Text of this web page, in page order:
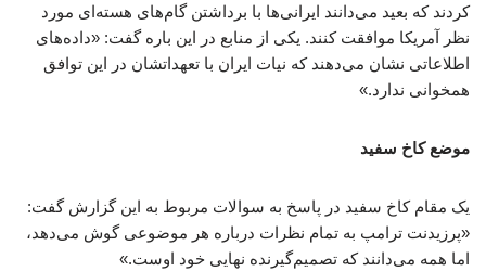
کردند که بعید می‌دانند ایرانی‌ها با برداشتن گام‌های هسته‌ای مورد
نظر آمریکا موافقت کنند. یکی از منابع در این باره گفت: «داده‌های
اطلاعاتی نشان می‌دهند که نیات ایران با تعهداتشان در این توافق
همخوانی ندارد.»
موضع کاخ سفید
یک مقام کاخ سفید در پاسخ به سوالات مربوط به این گزارش گفت:
«پرزیدنت ترامپ به تمام نظرات درباره هر موضوعی گوش می‌دهد،
اما همه می‌دانند که تصمیم‌گیرنده نهایی خود اوست.»